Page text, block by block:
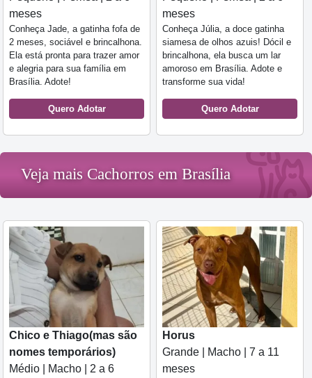
meses
Conheça Jade, a gatinha fofa de
2 meses, sociável e brincalhona.
Ela está pronta para trazer amor
e alegria para sua família em
Brasília. Adote!
Quero Adotar
meses
Conheça Júlia, a doce gatinha
siamesa de olhos azuis! Dócil e
brincalhona, ela busca um lar
amoroso em Brasília. Adote e
transforme sua vida!
Quero Adotar
Veja mais Cachorros em Brasília
Chico e Thiago(mas são
nomes temporários)
Médio | Macho | 2 a 6
Horus
Grande | Macho | 7 a 11
meses